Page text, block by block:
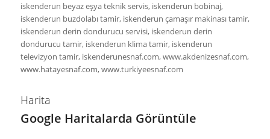
iskenderun beyaz eşya teknik servis, iskenderun bobinaj,
iskenderun buzdolabı tamir, iskenderun çamaşır makinası tamir,
iskenderun derin dondurucu servisi, iskenderun derin
dondurucu tamir, iskenderun klima tamir, iskenderun
televizyon tamir, iskenderunesnaf.com, www.akdenizesnaf.com,
www.hatayesnaf.com, www.turkiyeesnaf.com
Harita
Google Haritalarda Görüntüle